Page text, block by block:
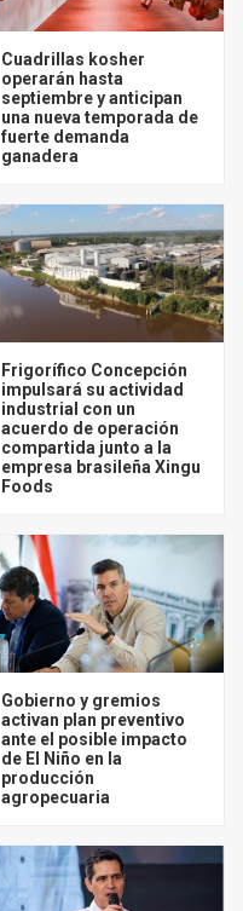
Cuadrillas kosher
operarán hasta
septiembre y anticipan
una nueva temporada de
fuerte demanda
ganadera
Frigorífico Concepción
impulsará su actividad
industrial con un
acuerdo de operación
compartida junto a la
empresa brasileña Xingu
Foods
Gobierno y gremios
activan plan preventivo
ante el posible impacto
de El Niño en la
producción
agropecuaria